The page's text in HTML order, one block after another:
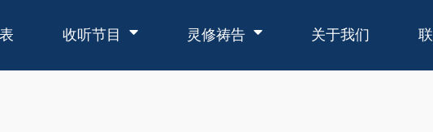
收听节目 灵修祷告 关于我们